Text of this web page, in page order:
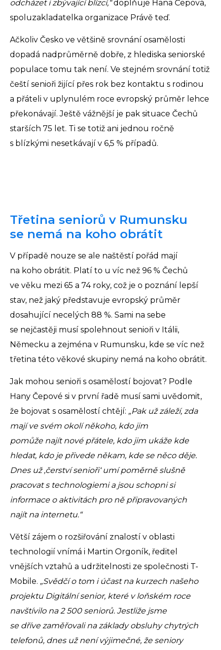
odcházet i zbývající blízcí,“doplňuje Hana Čepová,
spoluzakladatelka organizace Právě teď.
Ačkoliv Česko ve většině srovnání osamělosti
dopadá nadprůměrně dobře, z hlediska seniorské
populace tomu tak není. Ve stejném srovnání totiž
čeští senioři žijící přes rok bez kontaktu s rodinou
a přáteli v uplynulém roce evropský průměr lehce
překonávají. Ještě vážnější je pak situace Čechů
starších 75 let. Ti se totiž ani jednou ročně
s blízkými nesetkávají v 6,5 % případů.
Třetina seniorů v Rumunsku
se nemá na koho obrátit
V případě nouze se ale naštěstí pořád mají
na koho obrátit. Platí to u víc než 96 % Čechů
ve věku mezi 65 a 74 roky, což je o poznání lepší
stav, než jaký představuje evropský průměr
dosahující necelých 88 %. Sami na sebe
se nejčastěji musí spolehnout senioři v Itálii,
Německu a zejména v Rumunsku, kde se víc než
třetina této věkové skupiny nemá na koho obrátit.
Jak mohou senioři s osamělostí bojovat? Podle
Hany Čepové si v první řadě musí sami uvědomit,
že bojovat s osamělostí chtějí: „Pak už záleží, zda
mají ve svém okolí někoho, kdo jim
pomůže najít nové přátele, kdo jim ukáže kde
hledat, kdo je přivede někam, kde se něco děje.
Dnes už ‚čerství senioři‘ umí poměrně slušně
pracovat s technologiemi a jsou schopni si
informace o aktivitách pro ně připravovaných
najít na internetu.“
Větší zájem o rozšiřování znalostí v oblasti
technologií vnímá i Martin Orgoník, ředitel
vnějších vztahů a udržitelnosti ze společnosti T-
Mobile. „Svědčí o tom i účast na kurzech našeho
projektu Digitální senior, které v loňském roce
navštívilo na 2 500 seniorů. Jestliže jsme
se dříve zaměřovali na základy obsluhy chytrých
telefonů, dnes už není výjimečné, že seniory